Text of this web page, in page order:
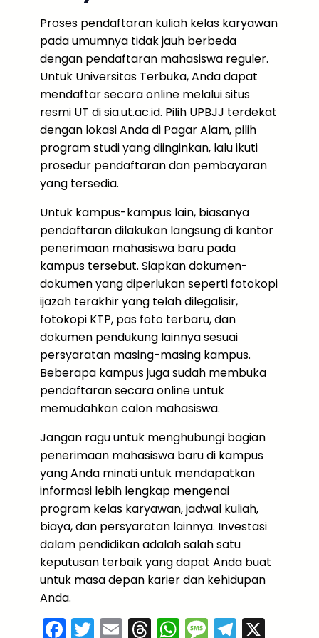
Proses pendaftaran kuliah kelas karyawan
pada umumnya tidak jauh berbeda
dengan pendaftaran mahasiswa reguler.
Untuk Universitas Terbuka, Anda dapat
mendaftar secara online melalui situs
resmi UT di sia.ut.ac.id. Pilih UPBJJ terdekat
dengan lokasi Anda di Pagar Alam, pilih
program studi yang diinginkan, lalu ikuti
prosedur pendaftaran dan pembayaran
yang tersedia.
Untuk kampus-kampus lain, biasanya
pendaftaran dilakukan langsung di kantor
penerimaan mahasiswa baru pada
kampus tersebut. Siapkan dokumen-
dokumen yang diperlukan seperti fotokopi
ijazah terakhir yang telah dilegalisir,
fotokopi KTP, pas foto terbaru, dan
dokumen pendukung lainnya sesuai
persyaratan masing-masing kampus.
Beberapa kampus juga sudah membuka
pendaftaran secara online untuk
memudahkan calon mahasiswa.
Jangan ragu untuk menghubungi bagian
penerimaan mahasiswa baru di kampus
yang Anda minati untuk mendapatkan
informasi lebih lengkap mengenai
program kelas karyawan, jadwal kuliah,
biaya, dan persyaratan lainnya. Investasi
dalam pendidikan adalah salah satu
keputusan terbaik yang dapat Anda buat
untuk masa depan karier dan kehidupan
Anda.
F T E T W M T